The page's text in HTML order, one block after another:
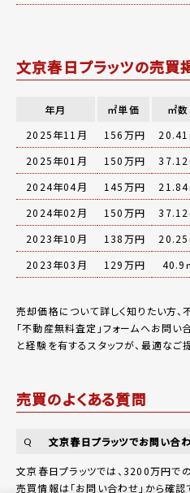
文京春日プラッツの売買
年月 ㎡単価 ㎡数
2025年11月
156万円 20.41
2025年01月
150万円 37.12
2024年04月
145万円 21.84
2024年02月
150万円 37.12
2023年10月
138万円 20.25
2023年03月
129万円 40.9
売却価格について詳しく知りたい方、
「不動産無料査定 」フォームへお問い
と経験を有するスタッフが、最適なご
売買のよくある質問
Q 文京春日プラッツでお問い合
文京春日プラッツでは、3200万円で
売買情報は「お問い合わせ」 から確認